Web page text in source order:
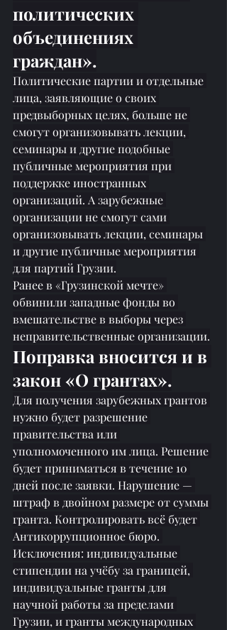
политических
объединениях
граждан».
Политические партии и отдельные
лица, заявляющие о своих
предвыборных целях, больше не
смогут организовывать лекции,
семинары и другие подобные
публичные мероприятия при
поддержке иностранных
организаций. А зарубежные
организации не смогут сами
организовывать лекции, семинары
и другие публичные мероприятия
для партий Грузии.
Ранее в «Грузинской мечте»
обвинили западные фонды во
вмешательстве в выборы через
неправительственные организации.
Поправка вносится и в
закон «О грантах».
Для получения зарубежных грантов
нужно будет разрешение
правительства или
уполномоченного им лица. Решение
будет приниматься в течение 10
дней после заявки. Нарушение —
штраф в двойном размере от суммы
гранта. Контролировать всё будет
Антикоррупционное бюро.
Исключения: индивидуальные
стипендии на учёбу за границей,
индивидуальные гранты для
научной работы за пределами
Грузии, и гранты международных